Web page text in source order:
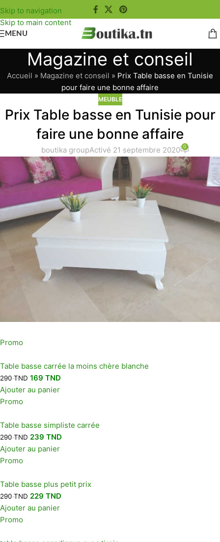
Skip to navigation
Skip to main content
MENU
Magazine et conseil
Accueil » Magazine et conseil » Prix Table basse en Tunisie
pour faire une bonne affaire
MEUBLE
Prix Table basse en Tunisie pour
faire une bonne affaire
boutika groupActivé 21 septembre 2020 0
Promo
Table basse carrée la moins chère blanche
290TND 169 TND
Ajouter au panier
Promo
Table basse simpliste carrée
290TND 239 TND
Ajouter au panier
Promo
Table basse plus petit prix
290TND 229 TND
Ajouter au panier
Promo